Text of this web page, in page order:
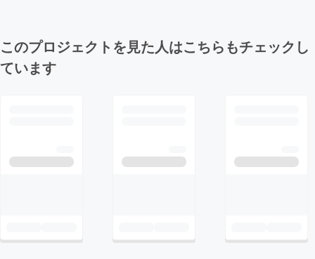
このプロジェクトを見た人はこちらもチェックし
ています